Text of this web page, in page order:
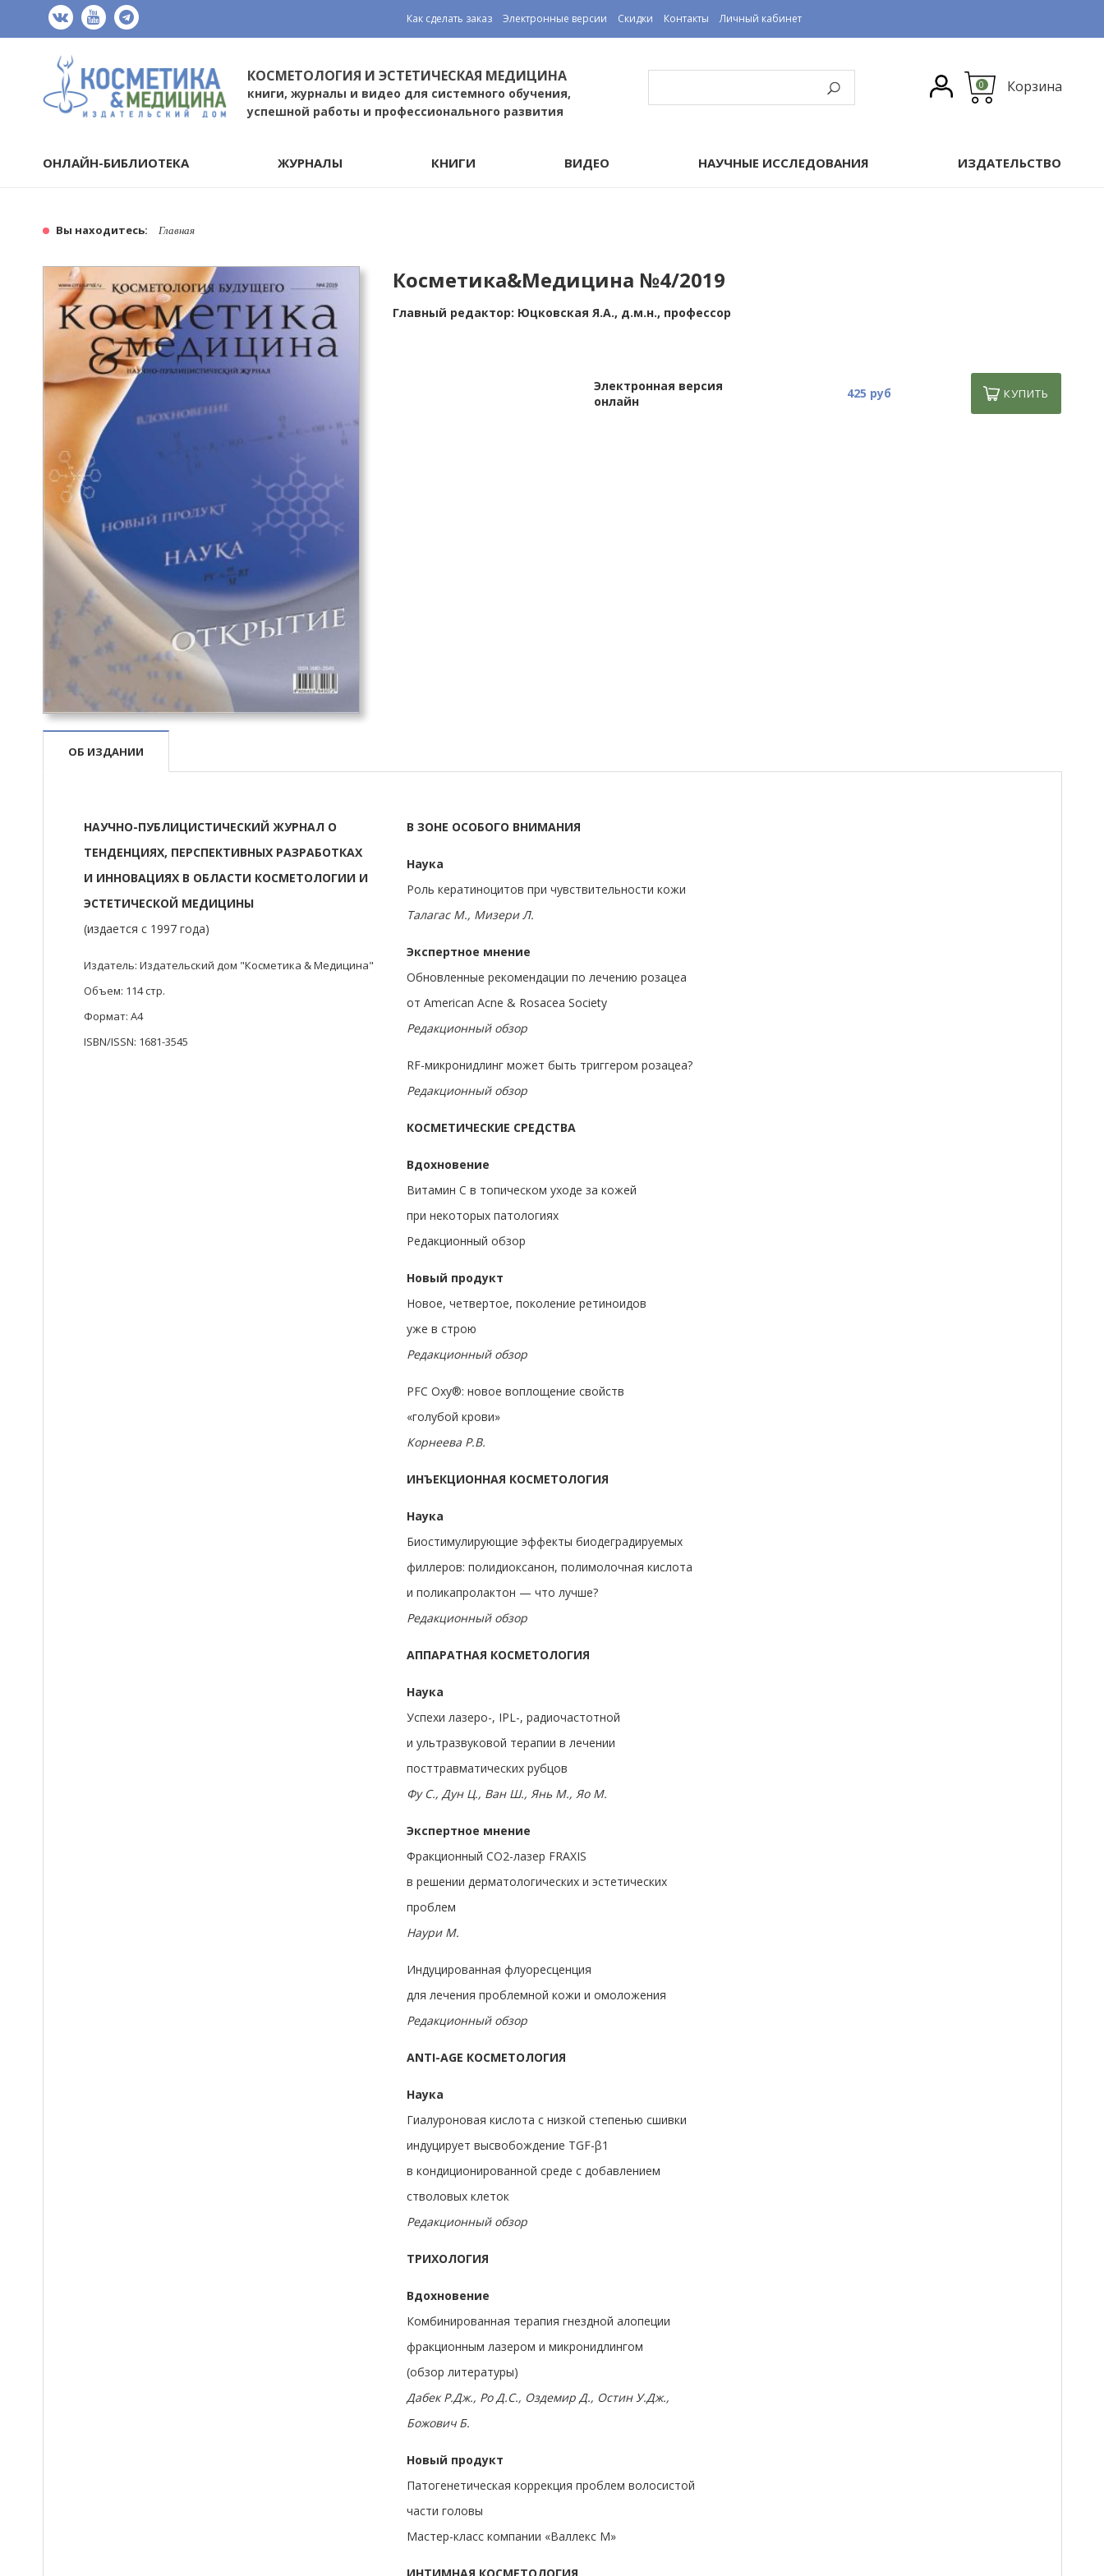
Как сделать заказ Электронные версии Скидки Контакты Личный кабинет
КОСМЕТОЛОГИЯ И ЭСТЕТИЧЕСКАЯ МЕДИЦИНА
книги, журналы и видео для системного обучения,
успешной работы и профессионального развития
0 Корзина
ОНЛАЙН-БИБЛИОТЕКА ЖУРНАЛЫ КНИГИ ВИДЕО НАУЧНЫЕ ИССЛЕДОВАНИЯ ИЗДАТЕЛЬСТВО
Вы находитесь: Главная
Косметика&Медицина №4/2019
Главный редактор: Юцковская Я.А., д.м.н., профессор
Электронная версия
онлайн
425 руб КУПИТЬ
ОБ ИЗДАНИИ
НАУЧНО-ПУБЛИЦИСТИЧЕСКИЙ ЖУРНАЛ О
ТЕНДЕНЦИЯХ, ПЕРСПЕКТИВНЫХ РАЗРАБОТКАХ
И ИННОВАЦИЯХ В ОБЛАСТИ КОСМЕТОЛОГИИ И
ЭСТЕТИЧЕСКОЙ МЕДИЦИНЫ
(издается с 1997 года)
Издатель: Издательский дом "Косметика & Медицина"
Объем: 114 стр.
Формат: A4
ISBN/ISSN: 1681-3545
В ЗОНЕ ОСОБОГО ВНИМАНИЯ
Наука
Роль кератиноцитов при чувствительности кожи
Талагас М., Мизери Л.
Экспертное мнение
Обновленные рекомендации по лечению розацеа
от American Acne & Rosacea Society
Редакционный обзор
RF-микронидлинг может быть триггером розацеа?
Редакционный обзор
КОСМЕТИЧЕСКИЕ СРЕДСТВА
Вдохновение
Витамин С в топическом уходе за кожей
при некоторых патологиях
Редакционный обзор
Новый продукт
Новое, четвертое, поколение ретиноидов
уже в строю
Редакционный обзор
PFC Oxy®: новое воплощение свойств
«голубой крови»
Корнеева Р.В.
ИНЪЕКЦИОННАЯ КОСМЕТОЛОГИЯ
Наука
Биостимулирующие эффекты биодеградируемых
филлеров: полидиоксанон, полимолочная кислота
и поликапролактон — что лучше?
Редакционный обзор
АППАРАТНАЯ КОСМЕТОЛОГИЯ
Наука
Успехи лазеро-, IPL-, радиочастотной
и ультразвуковой терапии в лечении
посттравматических рубцов
Фу С., Дун Ц., Ван Ш., Янь М., Яо М.
Экспертное мнение
Фракционный СО2-лазер FRAXIS
в решении дерматологических и эстетических
проблем
Наури М.
Индуцированная флуоресценция
для лечения проблемной кожи и омоложения
Редакционный обзор
ANTI-AGE КОСМЕТОЛОГИЯ
Наука
Гиалуроновая кислота с низкой степенью сшивки
индуцирует высвобождение TGF-β1
в кондиционированной среде с добавлением
стволовых клеток
Редакционный обзор
ТРИХОЛОГИЯ
Вдохновение
Комбинированная терапия гнездной алопеции
фракционным лазером и микронидлингом
(обзор литературы)
Дабек Р.Дж., Ро Д.С., Оздемир Д., Остин У.Дж.,
Божович Б.
Новый продукт
Патогенетическая коррекция проблем волосистой
части головы
Мастер-класс компании «Валлекс М»